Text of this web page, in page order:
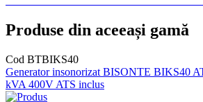
Produse din aceeași gamă
Cod BTBIKS40
Generator insonorizat BISONTE BIKS40
kVA 400V ATS inclus